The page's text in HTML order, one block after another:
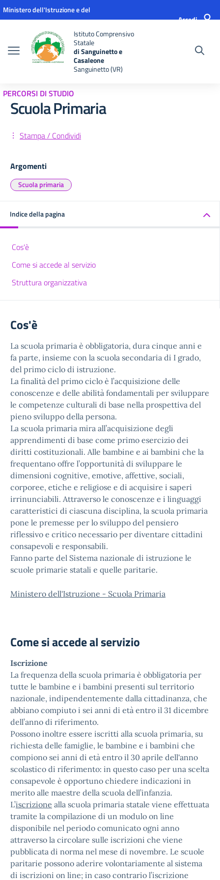
Vai ai contenuti
Vai al menu di navigazione
Vai al footer
Ministero dell'Istruzione e del
Accedi
Istituto Comprensivo
Statale
di Sanguinetto e
Casaleone
Sanguinetto (VR)
PERCORSI DI STUDIO
Scuola Primaria
Stampa / Condividi
Argomenti
Scuola primaria
Indice della pagina
Cos'è
Come si accede al servizio
Struttura organizzativa
Cos'è
La scuola primaria è obbligatoria, dura cinque anni e
fa parte, insieme con la scuola secondaria di I grado,
del primo ciclo di istruzione.
La finalità del primo ciclo è l’acquisizione delle
conoscenze e delle abilità fondamentali per sviluppare
le competenze culturali di base nella prospettiva del
pieno sviluppo della persona.
La scuola primaria mira all’acquisizione degli
apprendimenti di base come primo esercizio dei
diritti costituzionali. Alle bambine e ai bambini che la
frequentano offre l’opportunità di sviluppare le
dimensioni cognitive, emotive, affettive, sociali,
corporee, etiche e religiose e di acquisire i saperi
irrinunciabili. Attraverso le conoscenze e i linguaggi
caratteristici di ciascuna disciplina, la scuola primaria
pone le premesse per lo sviluppo del pensiero
riflessivo e critico necessario per diventare cittadini
consapevoli e responsabili.
Fanno parte del Sistema nazionale di istruzione le
scuole primarie statali e quelle paritarie.
Ministero dell'Istruzione - Scuola Primaria
Come si accede al servizio
Iscrizione
La frequenza della scuola primaria è obbligatoria per
tutte le bambine e i bambini presenti sul territorio
nazionale, indipendentemente dalla cittadinanza, che
abbiano compiuto i sei anni di età entro il 31 dicembre
dell’anno di riferimento.
Possono inoltre essere iscritti alla scuola primaria, su
richiesta delle famiglie, le bambine e i bambini che
compiono sei anni di età entro il 30 aprile dell'anno
scolastico di riferimento: in questo caso per una scelta
consapevole è opportuno chiedere indicazioni in
merito alle maestre della scuola dell’infanzia.
L’iscrizione alla scuola primaria statale viene effettuata
tramite la compilazione di un modulo on line
disponibile nel periodo comunicato ogni anno
attraverso la circolare sulle iscrizioni che viene
pubblicata di norma nel mese di novembre. Le scuole
paritarie possono aderire volontariamente al sistema
di iscrizioni on line; in caso contrario l’iscrizione